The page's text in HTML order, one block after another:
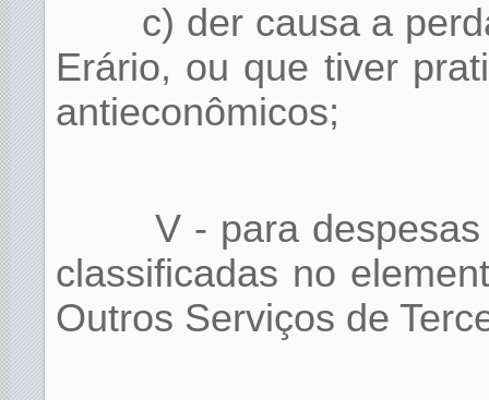
c) der causa a
Erário, ou que tiver
antieconômicos;
V - para
classificadas no
Outros Serviços de